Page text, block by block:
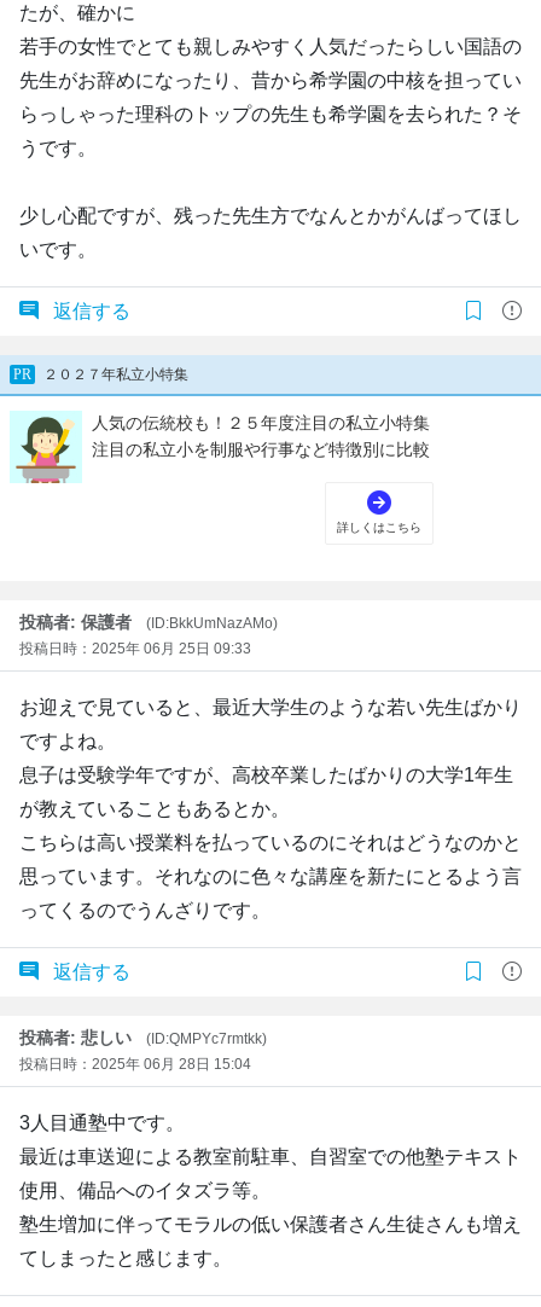
たが、確かに
若手の女性でとても親しみやすく人気だったらしい国語の
先生がお辞めになったり、昔から希学園の中核を担ってい
らっしゃった理科のトップの先生も希学園を去られた？そ
うです。
少し心配ですが、残った先生方でなんとかがんばってほし
いです。
返信する
投稿者: 保護者
(ID:BkkUmNazAMo)
投稿日時：2025年 06月 25日 09:33
お迎えで見ていると、最近大学生のような若い先生ばかり
ですよね。
息子は受験学年ですが、高校卒業したばかりの大学1年生
が教えていることもあるとか。
こちらは高い授業料を払っているのにそれはどうなのかと
思っています。それなのに色々な講座を新たにとるよう言
ってくるのでうんざりです。
返信する
投稿者: 悲しい
(ID:QMPYc7rmtkk)
投稿日時：2025年 06月 28日 15:04
3人目通塾中です。
最近は車送迎による教室前駐車、自習室での他塾テキスト
使用、備品へのイタズラ等。
塾生増加に伴ってモラルの低い保護者さん生徒さんも増え
てしまったと感じます。